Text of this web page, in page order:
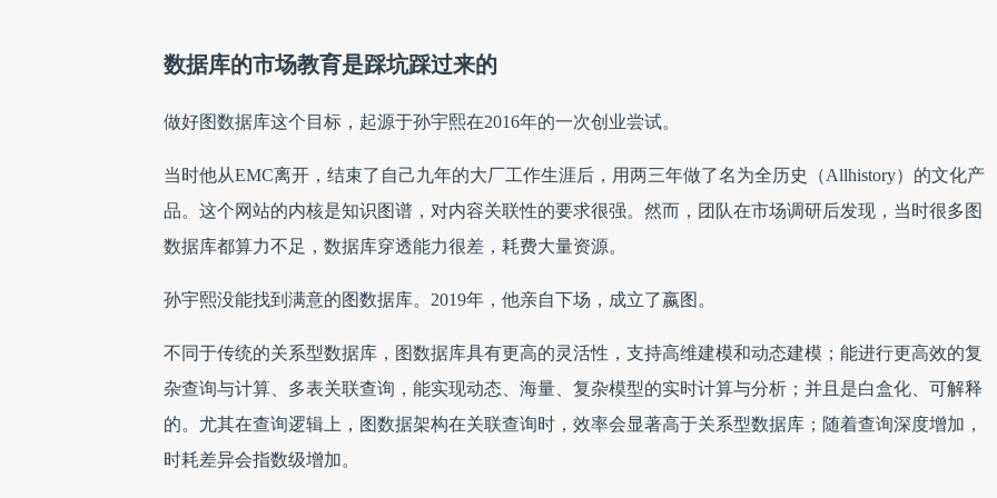
数据库的市场教育是踩坑踩过来的
做好图数据库这个目标，起源于孙宇熙在2016年的一次创业尝试。
当时他从EMC离开，结束了自己九年的大厂工作生涯后，用两三年做了名为全历史（Allhistory）的文化产
品。这个网站的内核是知识图谱，对内容关联性的要求很强。然而，团队在市场调研后发现，当时很多图
数据库都算力不足，数据库穿透能力很差，耗费大量资源。
孙宇熙没能找到满意的图数据库。2019年，他亲自下场，成立了嬴图。
不同于传统的关系型数据库，图数据库具有更高的灵活性，支持高维建模和动态建模；能进行更高效的复
杂查询与计算、多表关联查询，能实现动态、海量、复杂模型的实时计算与分析；并且是白盒化、可解释
的。尤其在查询逻辑上，图数据架构在关联查询时，效率会显著高于关系型数据库；随着查询深度增加，
时耗差异会指数级增加。